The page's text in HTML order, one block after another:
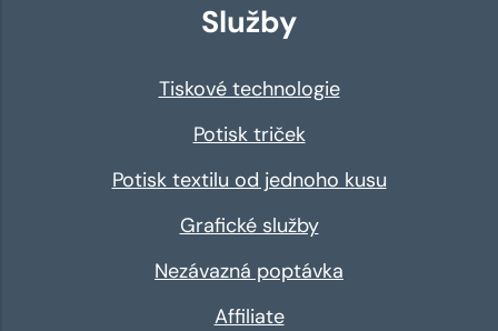
Služby
Tiskové technologie
Potisk triček
Potisk textilu od jednoho kusu
Grafické služby
Nezávazná poptávka
Affiliate